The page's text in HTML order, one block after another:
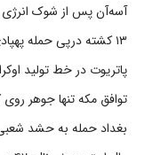
آسه‌آن پس از شوک انرژی
پاتریوت در خط تولید
توافق مکه تنها جوهر
بغداد حمله به حشد